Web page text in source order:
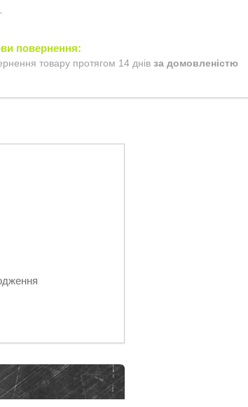
товару протягом 14 днів за домовленістю